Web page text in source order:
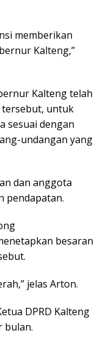
memberikan
Kalteng,”
Kalteng telah
tersebut, untuk
sesuai dengan
undangan yang
dan anggota
pendapatan.
besaran
jelas Arton.
DPRD Kalteng
bulan.